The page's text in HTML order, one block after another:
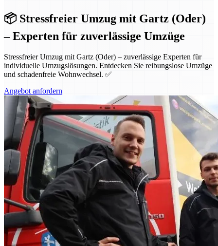
📦 Stressfreier Umzug mit Gartz (Oder)
– Experten für zuverlässige Umzüge
Stressfreier Umzug mit Gartz (Oder) – zuverlässige Experten für
individuelle Umzugslösungen. Entdecken Sie reibungslose Umzüge
und schadenfreie Wohnwechsel. ✅
Angebot anfordern